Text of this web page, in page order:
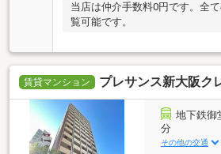
当店は仲介手数料0円です。全
覧可能です。
賃貸マンション プレサンス新大阪ク
地下鉄御
分
その他の交通